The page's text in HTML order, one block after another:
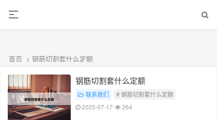
材经营部
首页 > 钢筋切割套什么定额
钢筋切割套什么定额
联系我们
# 钢筋切割套什么定额
2025-07-17
264